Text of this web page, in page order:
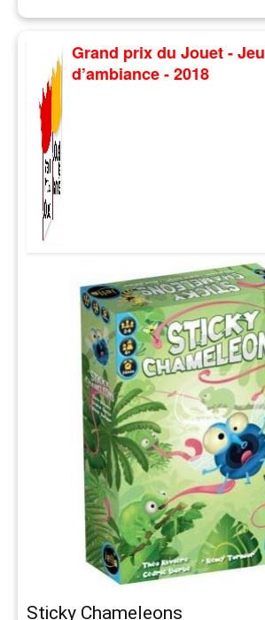
Grand prix du Jouet - Jeu
d’ambiance - 2018
Sticky Chameleons